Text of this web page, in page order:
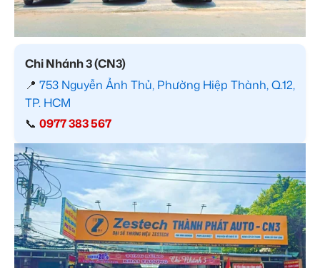
Chi Nhánh 3 (CN3)
📍 753 Nguyễn Ảnh Thủ, Phường Hiệp Thành, Q.12,
TP. HCM
📞 0977 383 567